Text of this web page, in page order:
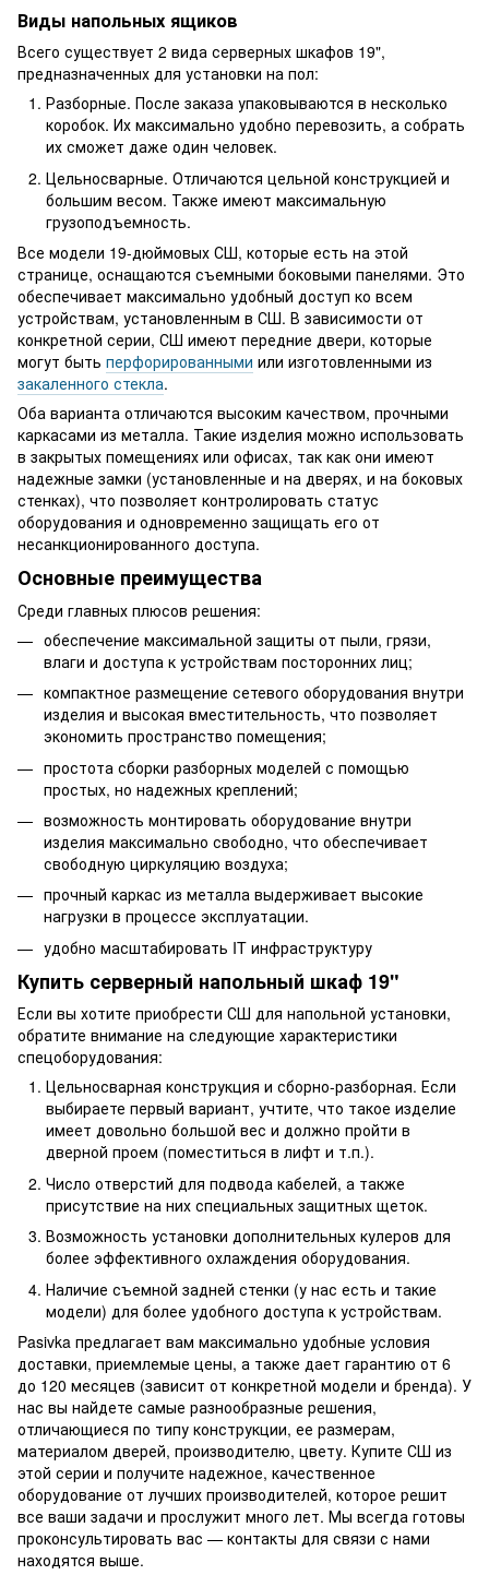
Виды напольных ящиков
Всего существует 2 вида серверных шкафов 19",
предназначенных для установки на пол:
Разборные. После заказа упаковываются в несколько
коробок. Их максимально удобно перевозить, а собрать
их сможет даже один человек.
Цельносварные. Отличаются цельной конструкцией и
большим весом. Также имеют максимальную
грузоподъемность.
Все модели 19-дюймовых СШ, которые есть на этой
странице, оснащаются съемными боковыми панелями. Это
обеспечивает максимально удобный доступ ко всем
устройствам, установленным в СШ. В зависимости от
конкретной серии, СШ имеют передние двери, которые
могут быть перфорированными или изготовленными из
закаленного стекла.
Оба варианта отличаются высоким качеством, прочными
каркасами из металла. Такие изделия можно использовать
в закрытых помещениях или офисах, так как они имеют
надежные замки (установленные и на дверях, и на боковых
стенках), что позволяет контролировать статус
оборудования и одновременно защищать его от
несанкционированного доступа.
Основные преимущества
Среди главных плюсов решения:
обеспечение максимальной защиты от пыли, грязи,
влаги и доступа к устройствам посторонних лиц;
компактное размещение сетевого оборудования внутри
изделия и высокая вместительность, что позволяет
экономить пространство помещения;
простота сборки разборных моделей с помощью
простых, но надежных креплений;
возможность монтировать оборудование внутри
изделия максимально свободно, что обеспечивает
свободную циркуляцию воздуха;
прочный каркас из металла выдерживает высокие
нагрузки в процессе эксплуатации.
удобно масштабировать IT инфраструктуру
Купить серверный напольный шкаф 19"
Если вы хотите приобрести СШ для напольной установки,
обратите внимание на следующие характеристики
спецоборудования:
Цельносварная конструкция и сборно-разборная. Если
выбираете первый вариант, учтите, что такое изделие
имеет довольно большой вес и должно пройти в
дверной проем (поместиться в лифт и т.п.).
Число отверстий для подвода кабелей, а также
присутствие на них специальных защитных щеток.
Возможность установки дополнительных кулеров для
более эффективного охлаждения оборудования.
Наличие съемной задней стенки (у нас есть и такие
модели) для более удобного доступа к устройствам.
Pasivka предлагает вам максимально удобные условия
доставки, приемлемые цены, а также дает гарантию от 6
до 120 месяцев (зависит от конкретной модели и бренда). У
нас вы найдете самые разнообразные решения,
отличающиеся по типу конструкции, ее размерам,
материалом дверей, производителю, цвету. Купите СШ из
этой серии и получите надежное, качественное
оборудование от лучших производителей, которое решит
все ваши задачи и прослужит много лет. Мы всегда готовы
проконсультировать вас — контакты для связи с нами
находятся выше.